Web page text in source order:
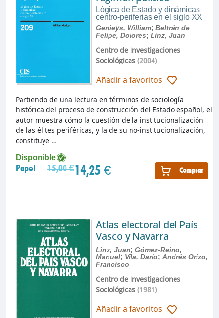
Lógica de Estado y dinámicas
centro-periferias en el siglo XX
Genieys, William; Beltrán de
Felipe, Dolores; Linz, Juan
Centro de Investigaciones
Sociológicas(2004)
Añadir a favoritos
Disponible
Papel 15,00 €14,25 € Comprar
Partiendo de una lectura en términos de sociología
histórica del proceso de construcción del Estado español, el
autor muestra cómo la cuestión de la institucionalización
de las élites periféricas, y la de su no-institucionalización,
constituye …
Atlas electoral del País
Vasco y Navarra
Linz, Juan; Gómez-Reino,
Manuel; Vila, Darío; Andrés Orizo,
Francisco
Centro de Investigaciones
Sociológicas(1981)
Añadir a favoritos